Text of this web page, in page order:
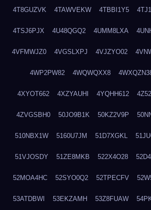
4T8GUZVK 4TAWVEKW 4TBBI1Y5
4TSJ6PJX 4U48QGQ2 4UMM8LXA
4VFMWJZ0 4VGSLXPJ 4VJZYO02
4WP2PW82 4WQWQXX8
4XYOT662 4XZYAUHI 4YQHH612
4ZVGSBH0 50JO9B1K 50KZ2V9P
510NBX1W 5160U7JM 51D7XGKL
51VJOSDY 51ZE8MKB 522X4O28
52MOA4HC 52SYO0Q2 52TPECFV
53ATDBWI 53EKZAMH 53Z8FUAW